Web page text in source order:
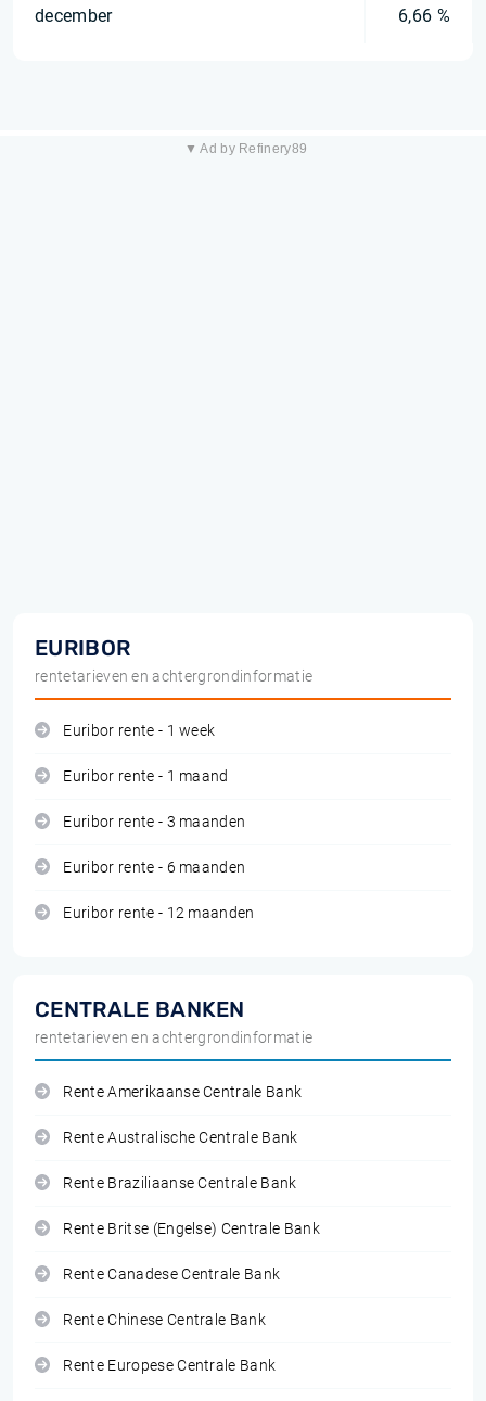
december 6,66 %
▼ Ad by Refinery89
EURIBOR
rentetarieven en achtergrondinformatie
Euribor rente - 1 week
Euribor rente - 1 maand
Euribor rente - 3 maanden
Euribor rente - 6 maanden
Euribor rente - 12 maanden
CENTRALE BANKEN
rentetarieven en achtergrondinformatie
Rente Amerikaanse Centrale Bank
Rente Australische Centrale Bank
Rente Braziliaanse Centrale Bank
Rente Britse (Engelse) Centrale Bank
Rente Canadese Centrale Bank
Rente Chinese Centrale Bank
Rente Europese Centrale Bank